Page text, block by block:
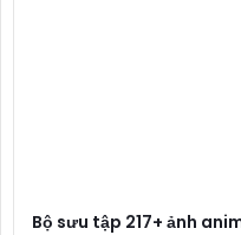
Bộ sưu tập 217+ ảnh